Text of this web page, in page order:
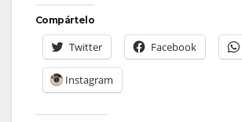
Compártelo
Twitter Facebook
Instagram